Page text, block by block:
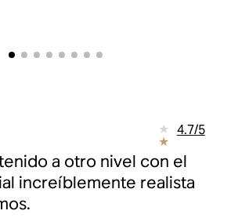
4.7/5
a otro nivel con el
increíblemente realista